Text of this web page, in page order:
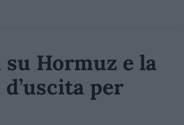
Hormuz e la
per